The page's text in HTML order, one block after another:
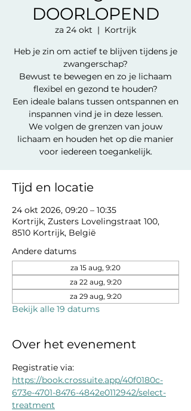
DOORLOPEND
za 24 okt
  |
Kortrijk
Heb je zin om actief te blijven tijdens je
zwangerschap?
Bewust te bewegen en zo je lichaam
flexibel en gezond te houden?
Een ideale balans tussen ontspannen en
inspannen vind je in deze lessen.
We volgen de grenzen van jouw
lichaam en houden het op die manier
voor iedereen toegankelijk.
Tijd en locatie
24 okt 2026, 09:20 – 10:35
Kortrijk, Zusters Lovelingstraat 100,
8510 Kortrijk, België
Andere datums
za 15 aug, 9:20
za 22 aug, 9:20
za 29 aug, 9:20
Bekijk alle 19 datums
Over het evenement
Registratie via:
https://book.crossuite.app/40f0180c-
673e-4701-8476-4842e0112942/select-
treatment